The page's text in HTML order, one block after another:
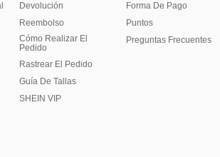
Devolución
Reembolso
Cómo Realizar El
Pedido
Rastrear El Pedido
Guía De Tallas
SHEIN VIP
Forma De Pago
Puntos
Preguntas Frecuentes